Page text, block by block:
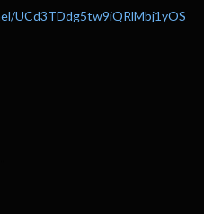
UCd3TDdg5tw9iQRlMbj1yOS